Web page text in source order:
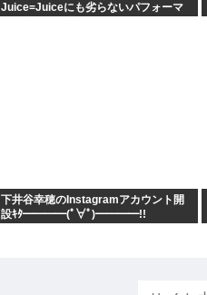
Juice=Juiceにも劣らないパフォーマ
下井谷幸穂のInstagramアカウント開
設ｷﾀ━━━━(ﾟ∀ﾟ)━━━━!!